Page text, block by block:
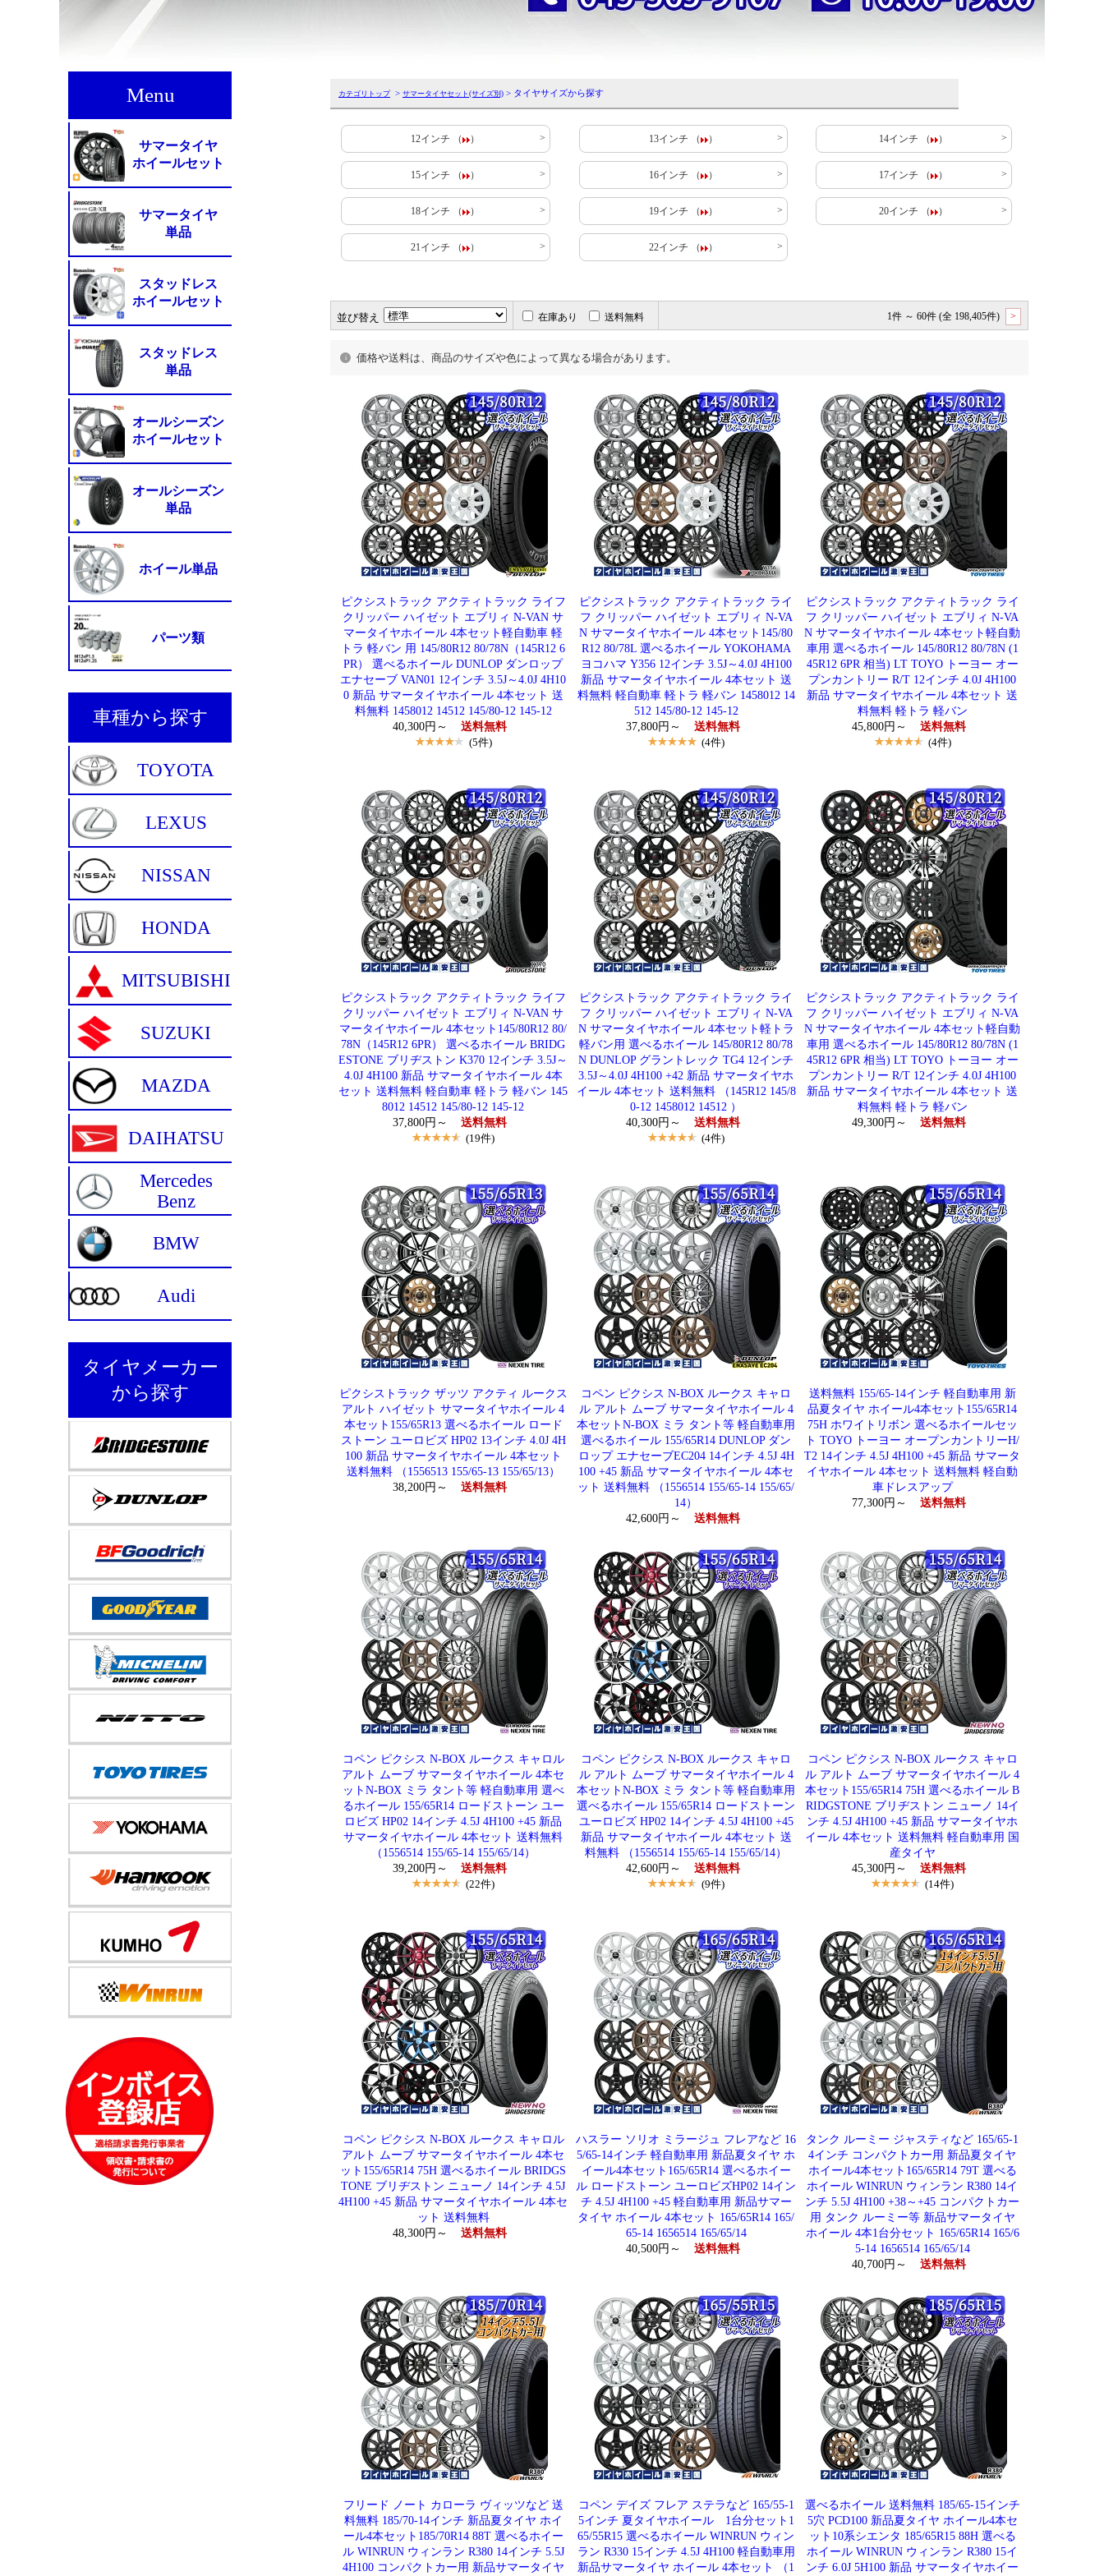
カテゴリトップ> サマータイヤセット(サイズ別) > タイヤサイズから探す
12インチ （ ） 13インチ （ ） 14インチ （ ）
15インチ （ ） 16インチ （ ） 17インチ （ ）
18インチ （ ） 19インチ （ ） 20インチ （ ）
21インチ （ ） 22インチ （ ）
並び替え 在庫あり 送料無料 1件 ～ 60件 (全 198,405件) >
価格や送料は、商品のサイズや色によって異なる場合があります。
ピクシストラック アクティトラック ライフ
クリッパー ハイゼット エブリィ N-VAN サ
マータイヤホイール 4本セット軽自動車 軽
トラ 軽バン 用 145/80R12 80/78N（145R12 6
PR） 選べるホイール DUNLOP ダンロップ
エナセーブ VAN01 12インチ 3.5J～4.0J 4H10
0 新品 サマータイヤホイール 4本セット 送
料無料 1458012 14512 145/80-12 145-12
40,300円～
送料無料
(5件)
ピクシストラック アクティトラック ライ
フ クリッパー ハイゼット エブリィ N-VA
N サマータイヤホイール 4本セット145/80
R12 80/78L 選べるホイール YOKOHAMA
ヨコハマ Y356 12インチ 3.5J～4.0J 4H100
新品 サマータイヤホイール 4本セット 送
料無料 軽自動車 軽トラ 軽バン 1458012 14
512 145/80-12 145-12
37,800円～
送料無料
(4件)
ピクシストラック アクティトラック ライ
フ クリッパー ハイゼット エブリィ N-VA
N サマータイヤホイール 4本セット軽自動
車用 選べるホイール 145/80R12 80/78N (1
45R12 6PR 相当) LT TOYO トーヨー オー
プンカントリー R/T 12インチ 4.0J 4H100
新品 サマータイヤホイール 4本セット 送
料無料 軽トラ 軽バン
45,800円～
送料無料
(4件)
ピクシストラック アクティトラック ライフ
クリッパー ハイゼット エブリィ N-VAN サ
マータイヤホイール 4本セット145/80R12 80/
78N（145R12 6PR） 選べるホイール BRIDG
ESTONE ブリヂストン K370 12インチ 3.5J～
4.0J 4H100 新品 サマータイヤホイール 4本
セット 送料無料 軽自動車 軽トラ 軽バン 145
8012 14512 145/80-12 145-12
37,800円～
送料無料
(19件)
ピクシストラック アクティトラック ライ
フ クリッパー ハイゼット エブリィ N-VA
N サマータイヤホイール 4本セット軽トラ
軽バン用 選べるホイール 145/80R12 80/78
N DUNLOP グラントレック TG4 12インチ
3.5J～4.0J 4H100 +42 新品 サマータイヤホ
イール 4本セット 送料無料 （145R12 145/8
0-12 1458012 14512 ）
40,300円～
送料無料
(4件)
ピクシストラック アクティトラック ライ
フ クリッパー ハイゼット エブリィ N-VA
N サマータイヤホイール 4本セット軽自動
車用 選べるホイール 145/80R12 80/78N (1
45R12 6PR 相当) LT TOYO トーヨー オー
プンカントリー R/T 12インチ 4.0J 4H100
新品 サマータイヤホイール 4本セット 送
料無料 軽トラ 軽バン
49,300円～
送料無料
ピクシストラック ザッツ アクティ ルークス
アルト ハイゼット サマータイヤホイール 4
本セット155/65R13 選べるホイール ロード
ストーン ユーロビズ HP02 13インチ 4.0J 4H
100 新品 サマータイヤホイール 4本セット
送料無料 （1556513 155/65-13 155/65/13）
38,200円～
送料無料
コペン ピクシス N-BOX ルークス キャロ
ル アルト ムーブ サマータイヤホイール 4
本セットN-BOX ミラ タント等 軽自動車用
選べるホイール 155/65R14 DUNLOP ダン
ロップ エナセーブEC204 14インチ 4.5J 4H
100 +45 新品 サマータイヤホイール 4本セ
ット 送料無料 （1556514 155/65-14 155/65/
14）
42,600円～
送料無料
送料無料 155/65-14インチ 軽自動車用 新
品夏タイヤ ホイール4本セット155/65R14
75H ホワイトリボン 選べるホイールセッ
ト TOYO トーヨー オープンカントリーH/
T2 14インチ 4.5J 4H100 +45 新品 サマータ
イヤホイール 4本セット 送料無料 軽自動
車ドレスアップ
77,300円～
送料無料
コペン ピクシス N-BOX ルークス キャロル
アルト ムーブ サマータイヤホイール 4本セ
ットN-BOX ミラ タント等 軽自動車用 選べ
るホイール 155/65R14 ロードストーン ユー
ロビズ HP02 14インチ 4.5J 4H100 +45 新品
サマータイヤホイール 4本セット 送料無料
（1556514 155/65-14 155/65/14）
39,200円～
送料無料
(22件)
コペン ピクシス N-BOX ルークス キャロ
ル アルト ムーブ サマータイヤホイール 4
本セットN-BOX ミラ タント等 軽自動車用
選べるホイール 155/65R14 ロードストーン
ユーロビズ HP02 14インチ 4.5J 4H100 +45
新品 サマータイヤホイール 4本セット 送
料無料 （1556514 155/65-14 155/65/14）
42,600円～
送料無料
(9件)
コペン ピクシス N-BOX ルークス キャロ
ル アルト ムーブ サマータイヤホイール 4
本セット155/65R14 75H 選べるホイール B
RIDGSTONE ブリヂストン ニューノ 14イ
ンチ 4.5J 4H100 +45 新品 サマータイヤホ
イール 4本セット 送料無料 軽自動車用 国
産タイヤ
45,300円～
送料無料
(14件)
コペン ピクシス N-BOX ルークス キャロル
アルト ムーブ サマータイヤホイール 4本セ
ット155/65R14 75H 選べるホイール BRIDGS
TONE ブリヂストン ニューノ 14インチ 4.5J
4H100 +45 新品 サマータイヤホイール 4本セ
ット 送料無料
48,300円～
送料無料
ハスラー ソリオ ミラージュ フレアなど 16
5/65-14インチ 軽自動車用 新品夏タイヤ ホ
イール4本セット165/65R14 選べるホイー
ル ロードストーン ユーロビズHP02 14イン
チ 4.5J 4H100 +45 軽自動車用 新品サマー
タイヤ ホイール 4本セット 165/65R14 165/
65-14 1656514 165/65/14
40,500円～
送料無料
タンク ルーミー ジャスティなど 165/65-1
4インチ コンパクトカー用 新品夏タイヤ
ホイール4本セット165/65R14 79T 選べる
ホイール WINRUN ウィンラン R380 14イ
ンチ 5.5J 4H100 +38～+45 コンパクトカー
用 タンク ルーミー等 新品サマータイヤ
ホイール 4本1台分セット 165/65R14 165/6
5-14 1656514 165/65/14
40,700円～
送料無料
フリード ノート カローラ ヴィッツなど 送
料無料 185/70-14インチ 新品夏タイヤ ホイ
ール4本セット185/70R14 88T 選べるホイー
ル WINRUN ウィンラン R380 14インチ 5.5J
4H100 コンパクトカー用 新品サマータイヤ
コペン デイズ フレア ステラなど 165/55-1
5インチ 夏タイヤホイール 1台分セット1
65/55R15 選べるホイール WINRUN ウィン
ラン R330 15インチ 4.5J 4H100 軽自動車用
新品サマータイヤ ホイール 4本セット （1
選べるホイール 送料無料 185/65-15インチ
5穴 PCD100 新品夏タイヤ ホイール4本セ
ット10系シエンタ 185/65R15 88H 選べる
ホイール WINRUN ウィンラン R380 15イ
ンチ 6.0J 5H100 新品 サマータイヤホイー